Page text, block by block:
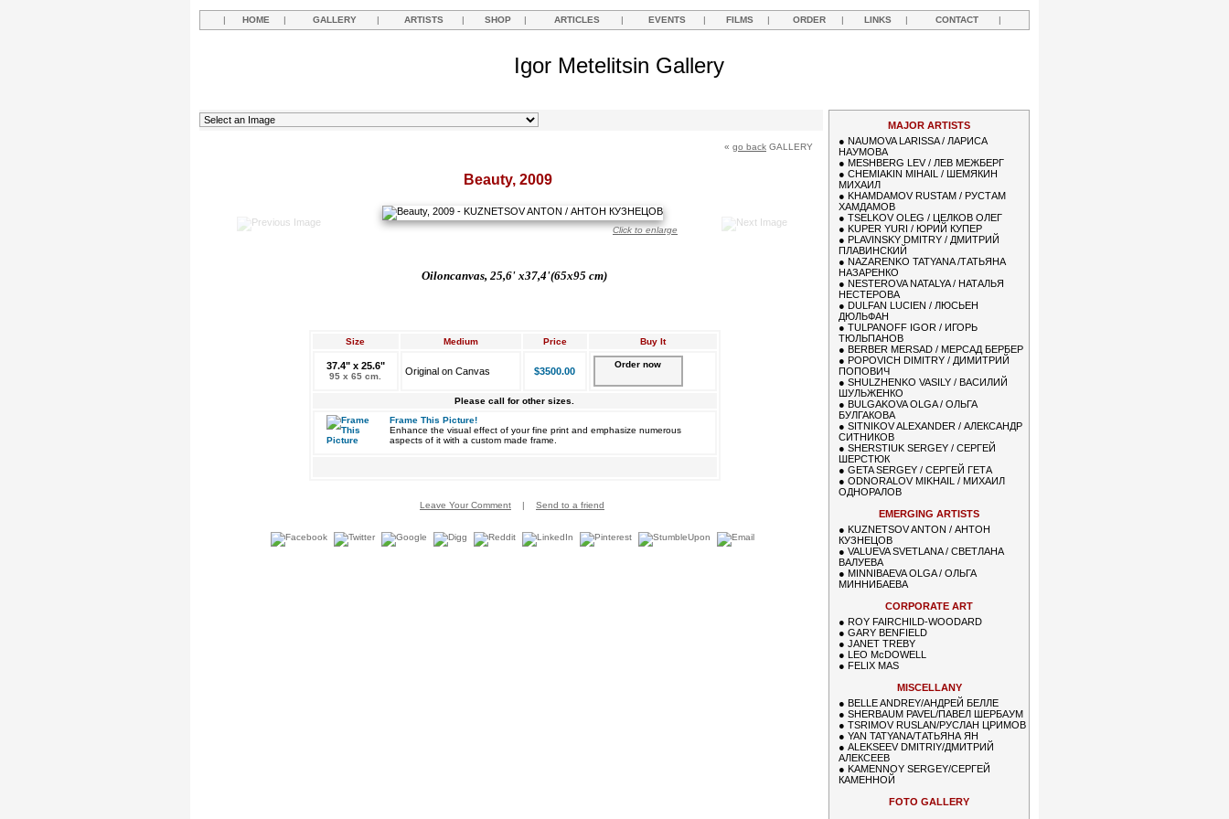
| HOME | GALLERY | ARTISTS | SHOP | ARTICLES | EVENTS | FILMS | ORDER | LINKS | CONTACT |
Igor Metelitsin Gallery
« go back GALLERY
Beauty, 2009
Click to enlarge
Oiloncanvas, 25,6' х37,4'(65x95 cm)
Size Medium Price Buy It
37.4" x 25.6"
95 x 65 cm. Original on Canvas $3500.00
Order now
Please call for other sizes.
Frame This Picture!
Enhance the visual effect of your fine print and emphasize numerous
aspects of it with a custom made frame.
Leave Your Comment | Send to a friend
MAJOR ARTISTS
● NAUMOVA LARISSA / ЛАРИСА
НАУМОВА
● MESHBERG LEV / ЛЕВ МЕЖБЕРГ
● CHEMIAKIN MIHAIL / ШЕМЯКИН
МИХАИЛ
● KHAMDAMOV RUSTAM / РУСТАМ
ХАМДАМОВ
● TSELKOV OLEG / ЦЕЛКОВ ОЛЕГ
● KUPER YURI / ЮРИЙ КУПЕР
● PLAVINSKY DMITRY / ДМИТРИЙ
ПЛАВИНСКИЙ
● NAZARENKO TATYANA /ТАТЬЯНА
НАЗАРЕНКО
● NESTEROVA NATALYA / НАТАЛЬЯ
НЕСТЕРОВА
● DULFAN LUCIEN / ЛЮСЬЕН
ДЮЛЬФАН
● TULPANOFF IGOR / ИГОРЬ
ТЮЛЬПАНОВ
● BERBER MERSAD / МЕРСАД БЕРБЕР
● POPOVICH DIMITRY / ДИМИТРИЙ
ПОПОВИЧ
● SHULZHENKO VASILY / ВАСИЛИЙ
ШУЛЬЖЕНКО
● BULGAKOVA OLGA / ОЛЬГА
БУЛГАКОВА
● SITNIKOV ALEXANDER / АЛЕКСАНДР
СИТНИКОВ
● SHERSTIUK SERGEY / СЕРГЕЙ
ШЕРСТЮК
● GETA SERGEY / СЕРГЕЙ ГЕТА
● ODNORALOV MIKHAIL / МИХАИЛ
ОДНОРАЛОВ
EMERGING ARTISTS
● KUZNETSOV ANTON / АНТОН
КУЗНЕЦОВ
● VALUEVA SVETLANA / СВЕТЛАНА
ВАЛУЕВА
● MINNIBAEVA OLGA / ОЛЬГА
МИННИБАЕВА
CORPORATE ART
● ROY FAIRCHILD-WOODARD
● GARY BENFIELD
● JANET TREBY
● LEO McDOWELL
● FELIX MAS
MISCELLANY
● BELLE ANDREY/АНДРЕЙ БЕЛЛЕ
● SHERBAUM PAVEL/ПАВЕЛ ШЕРБАУМ
● TSRIMOV RUSLAN/РУСЛАН ЦРИМОВ
● YAN TATYANA/ТАТЬЯНА ЯН
● ALEKSEEV DMITRIY/ДМИТРИЙ
АЛЕКСЕЕВ
● KAMENNOY SERGEY/СЕРГЕЙ
КАМЕННОЙ
FOTO GALLERY